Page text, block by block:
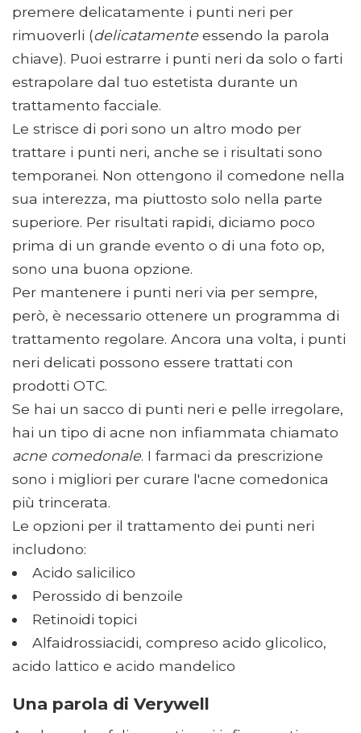
premere delicatamente i punti neri per
rimuoverli (delicatamente essendo la parola
chiave). Puoi estrarre i punti neri da solo o farti
estrapolare dal tuo estetista durante un
trattamento facciale.
Le strisce di pori sono un altro modo per
trattare i punti neri, anche se i risultati sono
temporanei. Non ottengono il comedone nella
sua interezza, ma piuttosto solo nella parte
superiore. Per risultati rapidi, diciamo poco
prima di un grande evento o di una foto op,
sono una buona opzione.
Per mantenere i punti neri via per sempre,
però, è necessario ottenere un programma di
trattamento regolare. Ancora una volta, i punti
neri delicati possono essere trattati con
prodotti OTC.
Se hai un sacco di punti neri e pelle irregolare,
hai un tipo di acne non infiammata chiamato
acne comedonale. I farmaci da prescrizione
sono i migliori per curare l'acne comedonica
più trincerata.
Le opzioni per il trattamento dei punti neri
includono:
Acido salicilico
Perossido di benzoile
Retinoidi topici
Alfaidrossiacidi, compreso acido glicolico,
acido lattico e acido mandelico
Una parola di Verywell